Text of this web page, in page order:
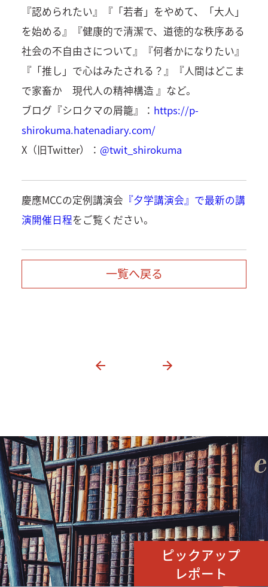
『認められたい』『「若者」をやめて、「大人」
を始める』『健康的で清潔で、道徳的な秩序ある
社会の不自由さについて』『何者かになりたい』
『「推し」で心はみたされる？』『人間はどこま
で家畜か 現代人の精神構造 』など。
ブログ『シロクマの屑籠』： https://p-
shirokuma.hatenadiary.com/
X（旧Twitter）： @twit_shirokuma
慶應MCCの定例講演会 『夕学講演会』で最新の講
演開催日程をご覧ください。
一覧へ戻る
ピックアップ
レポート